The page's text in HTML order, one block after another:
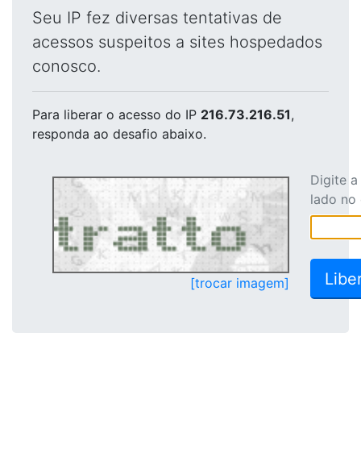
Seu IP fez diversas tentativas de
acessos suspeitos a sites hospedados
conosco.
Para liberar o acesso do IP 216.73.216.51,
responda ao desafio abaixo.
[trocar imagem]
Digite
lado no